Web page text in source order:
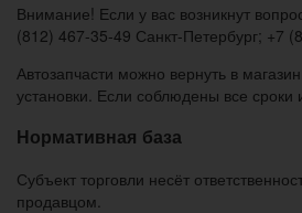
Внимание! Если у вас возникнут
(812) 467-35-49 Санкт-Петербург; +7
Автозапчасти можно вернуть в
установки. Если соблюдены все сроки
Нормативная база
Субъект торговли несёт
продавцом.